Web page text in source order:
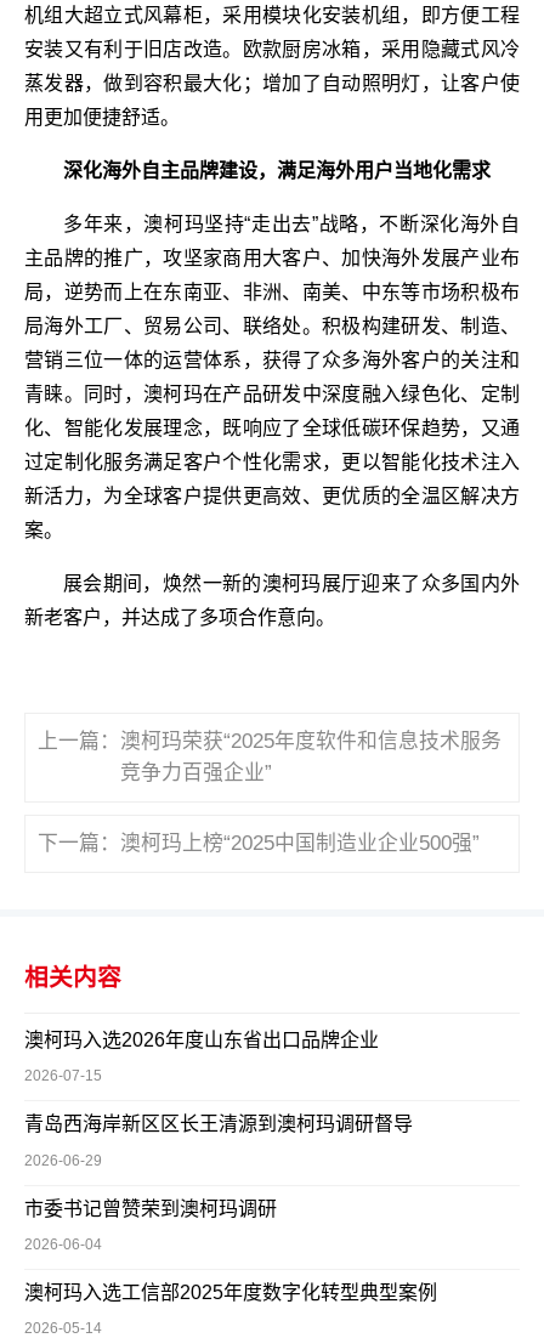
机组大超立式风幕柜，采用模块化安装机组，即方便工程
安装又有利于旧店改造。欧款厨房冰箱，采用隐藏式风冷
蒸发器，做到容积最大化；增加了自动照明灯，让客户使
用更加便捷舒适。
深化海外自主品牌建设，满足海外用户当地化需求
多年来，澳柯玛坚持“走出去”战略，不断深化海外自
主品牌的推广，攻坚家商用大客户、加快海外发展产业布
局，逆势而上在东南亚、非洲、南美、中东等市场积极布
局海外工厂、贸易公司、联络处。积极构建研发、制造、
营销三位一体的运营体系，获得了众多海外客户的关注和
青睐。同时，澳柯玛在产品研发中深度融入绿色化、定制
化、智能化发展理念，既响应了全球低碳环保趋势，又通
过定制化服务满足客户个性化需求，更以智能化技术注入
新活力，为全球客户提供更高效、更优质的全温区解决方
案。
展会期间，焕然一新的澳柯玛展厅迎来了众多国内外
新老客户，并达成了多项合作意向。
上一篇： 澳柯玛荣获“2025年度软件和信息技术服务
竞争力百强企业”
下一篇： 澳柯玛上榜“2025中国制造业企业500强”
相关内容
澳柯玛入选2026年度山东省出口品牌企业
2026-07-15
青岛西海岸新区区长王清源到澳柯玛调研督导
2026-06-29
市委书记曾赞荣到澳柯玛调研
2026-06-04
澳柯玛入选工信部2025年度数字化转型典型案例
2026-05-14